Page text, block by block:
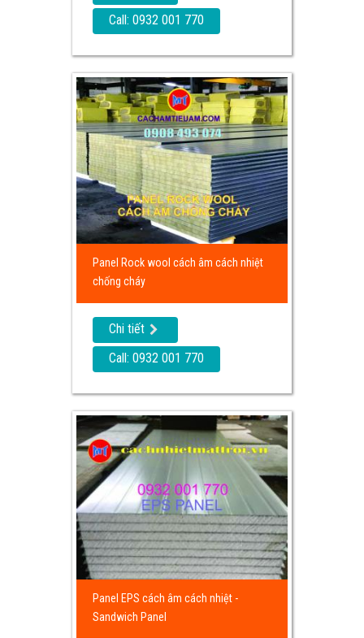
Call: 0932 001 770
Panel Rock wool cách âm cách nhiệt
chống cháy
Chi tiết
Call: 0932 001 770
Panel EPS cách âm cách nhiệt -
Sandwich Panel